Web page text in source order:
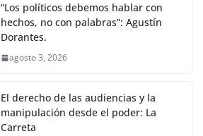
“Los políticos debemos hablar con
hechos, no con palabras”: Agustín
Dorantes.
agosto 3, 2026
El derecho de las audiencias y la
manipulación desde el poder: La
Carreta